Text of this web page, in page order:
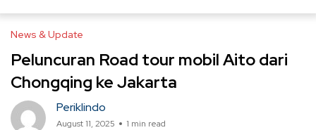
News & Update
Peluncuran Road tour mobil Aito dari
Chongqing ke Jakarta
Periklindo
August 11, 2025 1 min read